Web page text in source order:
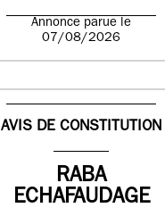
Annonce parue le
07/08/2026
AVIS DE CONSTITUTION
RABA
ECHAFAUDAGE